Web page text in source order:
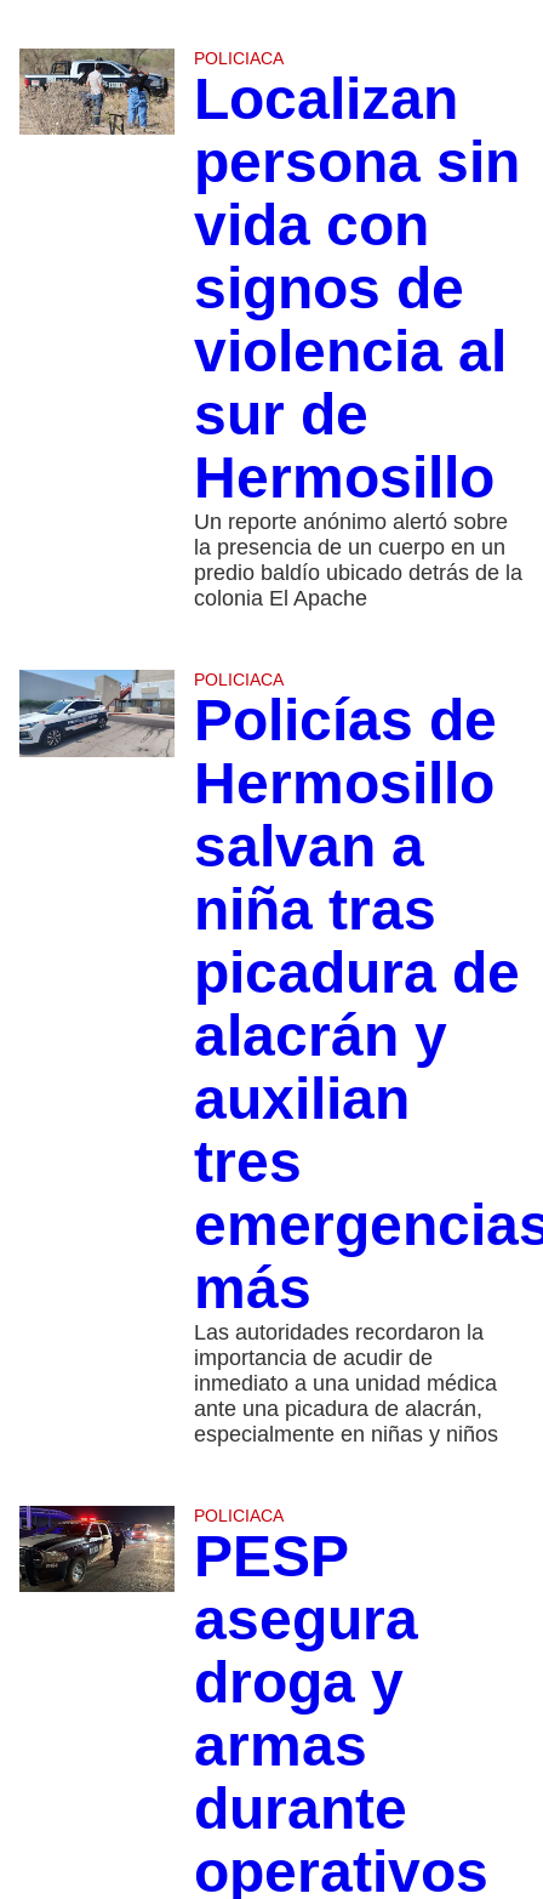
POLICIACA
Localizan
persona sin
vida con
signos de
violencia al
sur de
Hermosillo
Un reporte anónimo alertó sobre
la presencia de un cuerpo en un
predio baldío ubicado detrás de la
colonia El Apache
POLICIACA
Policías de
Hermosillo
salvan a
niña tras
picadura de
alacrán y
auxilian
tres
más
Las autoridades recordaron la
importancia de acudir de
inmediato a una unidad médica
ante una picadura de alacrán,
especialmente en niñas y niños
POLICIACA
PESP
asegura
droga y
armas
durante
operativos